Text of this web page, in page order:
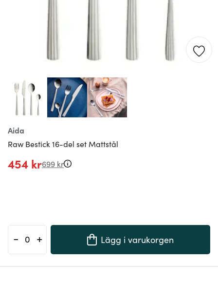
Aida
Raw Bestick 16-del set Mattstål
454 kr699 kr
- + Lägg i varukorgen